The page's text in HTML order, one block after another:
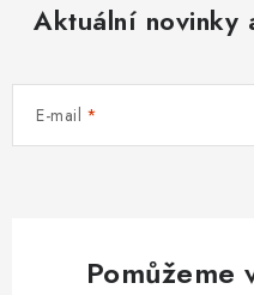
Aktuální novinky
E-mail
Pomůžeme